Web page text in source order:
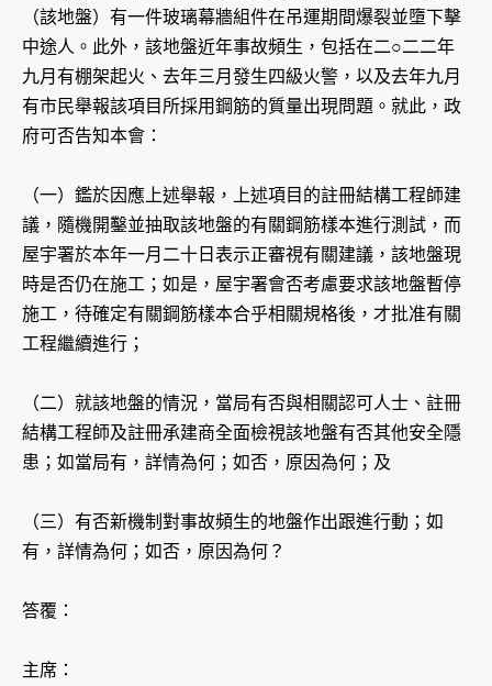
（該地盤）有一件玻璃幕牆組件在吊運期間爆裂並墮下擊
中途人。此外，該地盤近年事故頻生，包括在二○二二年
九月有棚架起火、去年三月發生四級火警，以及去年九月
有市民舉報該項目所採用鋼筋的質量出現問題。就此，政
府可否告知本會：
（一）鑑於因應上述舉報，上述項目的註冊結構工程師建
議，隨機開鑿並抽取該地盤的有關鋼筋樣本進行測試，而
屋宇署於本年一月二十日表示正審視有關建議，該地盤現
時是否仍在施工；如是，屋宇署會否考慮要求該地盤暫停
施工，待確定有關鋼筋樣本合乎相關規格後，才批准有關
工程繼續進行；
（二）就該地盤的情況，當局有否與相關認可人士、註冊
結構工程師及註冊承建商全面檢視該地盤有否其他安全隱
患；如當局有，詳情為何；如否，原因為何；及
（三）有否新機制對事故頻生的地盤作出跟進行動；如
有，詳情為何；如否，原因為何？
答覆：
主席：